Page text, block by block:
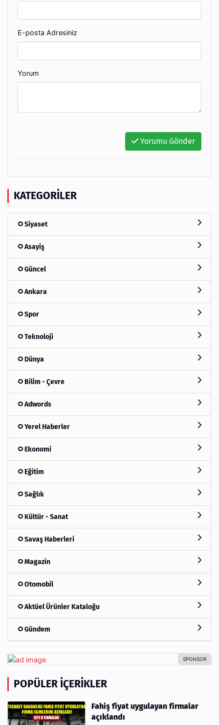
E-posta Adresiniz
Yorum
Yorumu Gönder
KATEGORILER
Siyaset
Asayiş
Güncel
Ankara
Spor
Teknoloji
Dünya
Bilim - Çevre
Adwords
Yerel Haberler
Ekonomi
Eğitim
Sağlık
Kültür - Sanat
Savaş Haberleri
Magazin
Otomobil
Aktüel Ürünler Kataloğu
Gündem
POPÜLER İÇERIKLER
Fahiş fiyat uygulayan firmalar
açıklandı